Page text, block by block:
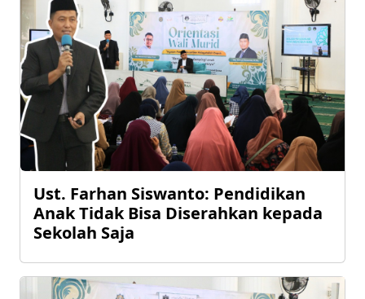
Ust. Farhan Siswanto: Pendidikan
Anak Tidak Bisa Diserahkan kepada
Sekolah Saja